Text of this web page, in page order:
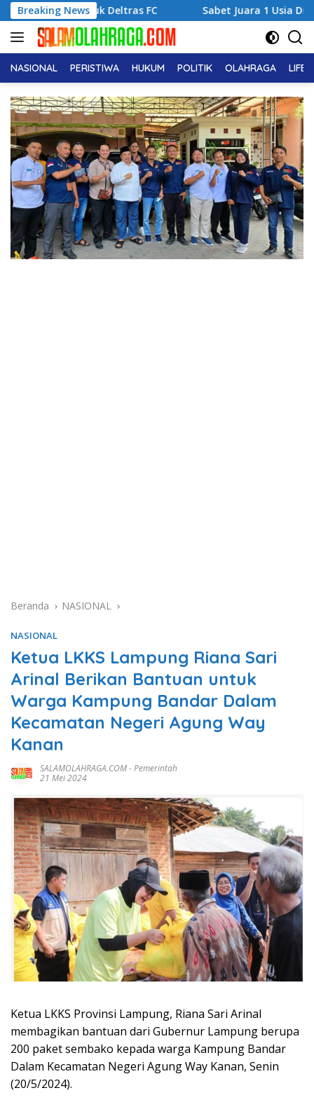
Langsung
ke
konten
Breaking News
Deltras FC Sabet Juara 1 Usia Dini, Adena Zahra
NASIONAL PERISTIWA HUKUM POLITIK OLAHRAGA
Beranda NASIONAL
NASIONAL
Ketua LKKS Lampung Riana Sari
Arinal Berikan Bantuan untuk
Warga Kampung Bandar Dalam
Kecamatan Negeri Agung Way
Kanan
SALAMOLAHRAGA.COM-Pemerintah
21 Mei 2024
Ketua LKKS Provinsi Lampung, Riana Sari Arinal
membagikan bantuan dari Gubernur Lampung berupa
200 paket sembako kepada warga Kampung Bandar
Dalam Kecamatan Negeri Agung Way Kanan, Senin
(20/5/2024).